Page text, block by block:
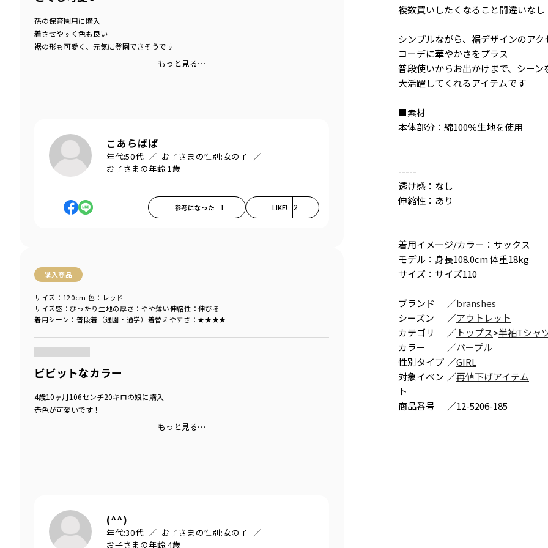
孫の保育園用に購入
着させやすく色も良い
裾の形も可愛く、元気に登園できそうです
もっと見る…
こあらばば
年代:50代 お子さまの性別:女の子
お子さまの年齢:1歳
参考になった 1 LIKE! 2
購入商品
サイズ感 ：ぴったり 生地の厚さ ：やや薄い伸縮性 ：伸びる
着用シーン ：普段着（通園・通学） 着替えやすさ ：★★★★
サイズ：120cm 色：レッド
ビビットなカラー
4歳10ヶ月106センチ20キロの娘に購入
赤色が可愛いです！
もっと見る…
(^^)
年代:30代 お子さまの性別:女の子
お子さまの年齢:4歳
複数買いしたくなること間違いなし
シンプルながら、裾デザインのアク
コーデに華やかさをプラス
普段使いからお出かけまで、シーン
大活躍してくれるアイテムです
■素材
本体部分：綿100％生地を使用
-----
透け感：なし
伸縮性：あり
着用イメージ/カラー：サックス
モデル：身長108.0cm 体重18kg
サイズ：サイズ110
ブランド ／branshes
シーズン
／アウトレット
カテゴリ
／ トップス>半袖Tシャ
カラー
／パープル
性別タイプ ／GIRL
対象イベン
ト
／再値下げアイテム
商品番号 ／12-5206-185